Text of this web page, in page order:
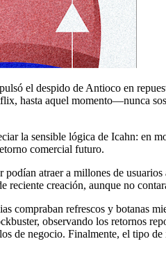
el despido de Antioco en
hasta aquel momento—nunca
la sensible lógica de Icahn: en
comercial futuro.
atraer a millones de usuarios
reciente creación, aunque no
compraban refrescos y botanas
observando los retornos
de negocio. Finalmente, el tipo